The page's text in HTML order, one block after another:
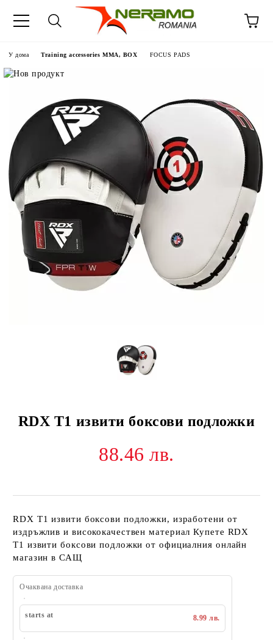
У дома Training accessories MMA, BOX FOCUS PADS
RDX T1 извити боксови подложки
88.46 лв.
RDX T1 извити боксови подложки, изработени от
издръжлив и висококачествен материал Купете RDX
T1 извити боксови подложки от официалния онлайн
магазин в САЩ
Очаквана доставка
starts at 8.99 лв.